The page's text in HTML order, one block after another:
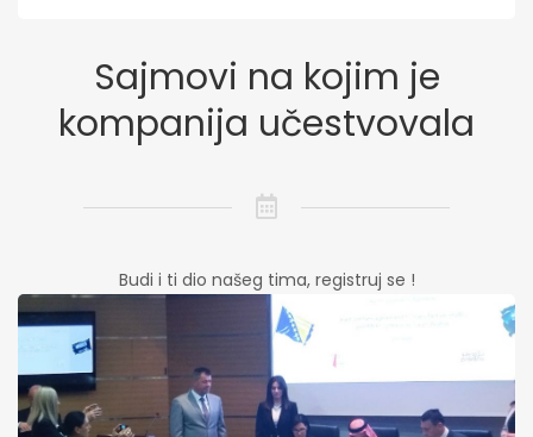
Sajmovi na kojim je
kompanija učestvovala
Budi i ti dio našeg tima, registruj se !